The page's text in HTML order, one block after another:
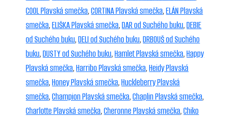
COOL Plavská smečka,CORTINA Plavská smečka,ELÁN Plavská
smečka,ELIŠKA Plavská smečka,DAR od Suchého buku,DEBIE
od Suchého buku,DELI od Suchého buku,DRBOUŠ od Suchého
buku,DUSTY od Suchého buku,Hamlet Plavská smečka,Happy
Plavská smečka,Harribo Plavská smečka,Heidy Plavská
smečka,Honey Plavská smečka,Huckleberry Plavská
smečka,Champion Plavská smečka,Chaplin Plavská smečka,
Charlotte Plavská smečka,Cheronne Plavská smečka,Chiko